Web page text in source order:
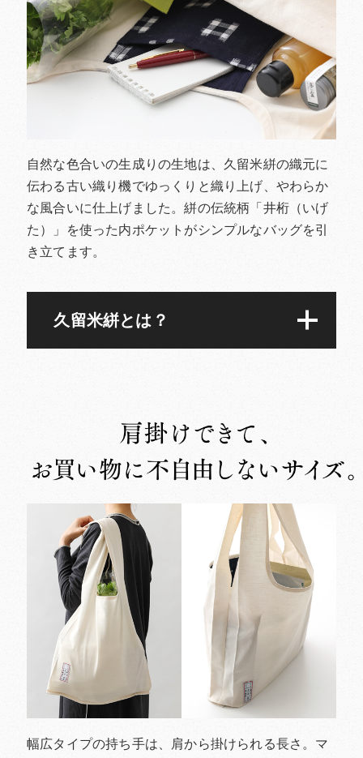
自然な色合いの生成りの生地は、久留米絣の織元に
伝わる古い織り機でゆっくりと織り上げ、やわらか
な風合いに仕上げました。絣の伝統柄「井桁（いげ
た）」を使った内ポケットがシンプルなバッグを引
き立てます。
久留米絣とは？
幅広タイプの持ち手は、肩から掛けられる長さ。マ